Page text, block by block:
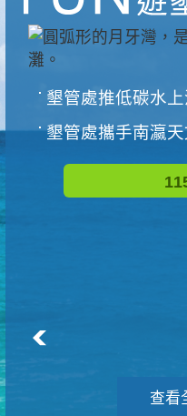
墾管處推低碳水上活
墾管處攜手南瀛天文
查看